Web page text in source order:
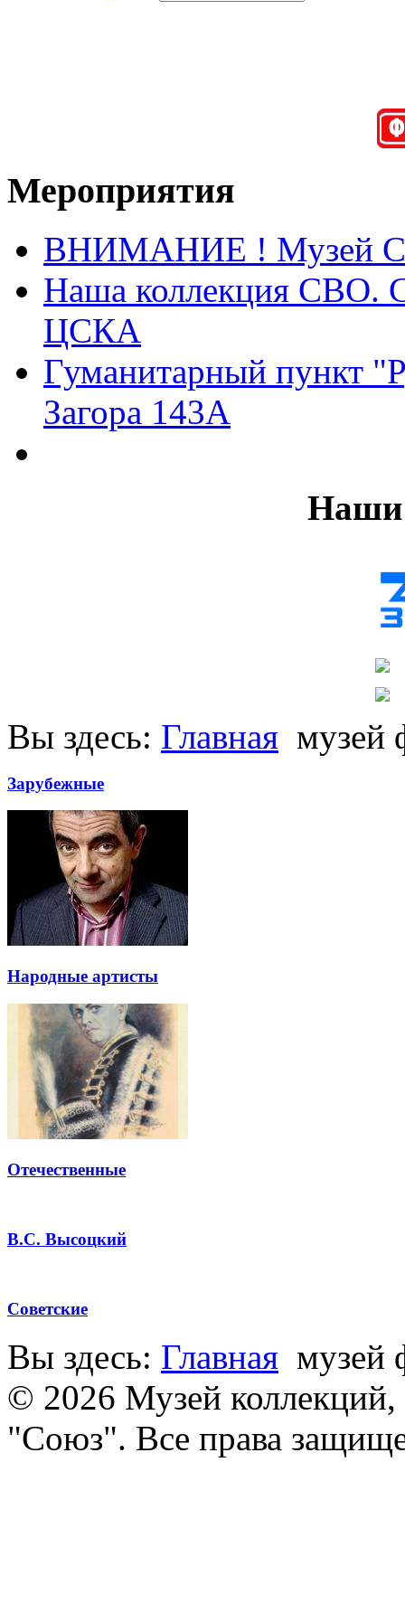
Мероприятия
ВНИМАНИЕ ! Музей
Наша коллекция СВО.
ЦСКА
Гуманитарный пункт
Загора 143А
Наши
Вы здесь: Главная музей
Зарубежные
Народные артисты
Отечественные
В.С. Высоцкий
Советские
Вы здесь: Главная музей
© 2026 Музей коллекций,
"Союз". Все права